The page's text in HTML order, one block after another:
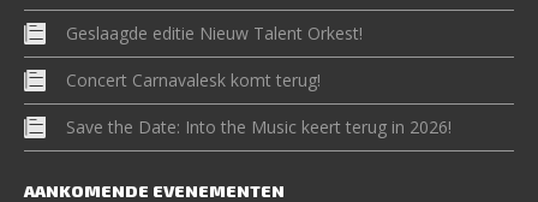
Geslaagde editie Nieuw Talent Orkest!
Concert Carnavalesk komt terug!
Save the Date: Into the Music keert terug in 2026!
AANKOMENDE EVENEMENTEN